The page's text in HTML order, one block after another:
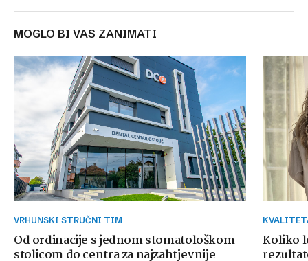
MOGLO BI VAS ZANIMATI
VRHUNSKI STRUČNI TIM
Od ordinacije s jednom stomatološkom
stolicom do centra za najzahtjevnije
Koliko